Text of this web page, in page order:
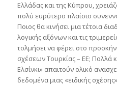
Ελλάδας και της Κύπρου,
πολύ ευρύτερο πλαίσιο
Ποιος θα κινήσει μια τέτοια
λογικής αξόνων και τις
τολμήσει να φέρει στο
σχέσεων Τουρκίας – ΕΕ; Πολλά
Ελσίνκι» απαιτούν ολικό
δεδομένα μιας «ειδικής